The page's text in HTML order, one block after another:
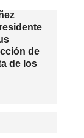
de
de los